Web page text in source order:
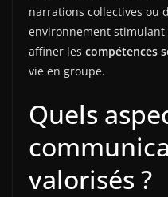
narrations collectives ou
environnement
affiner les compétences
vie en groupe.
Quels
valorisés ?